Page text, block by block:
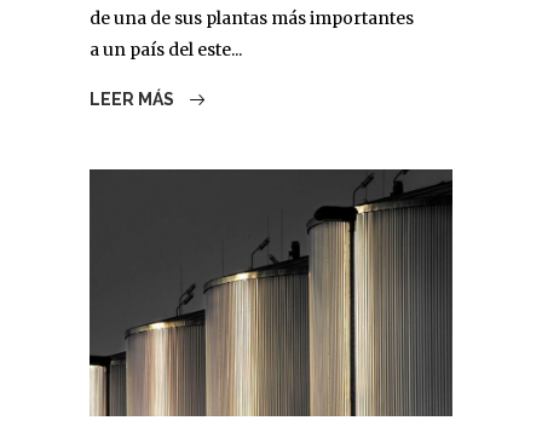
de una de sus plantas más importantes
a un país del este...
LEER MÁS